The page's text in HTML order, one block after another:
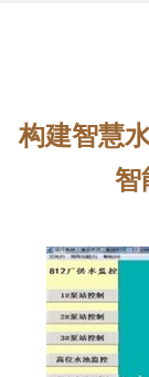
构建智慧
智